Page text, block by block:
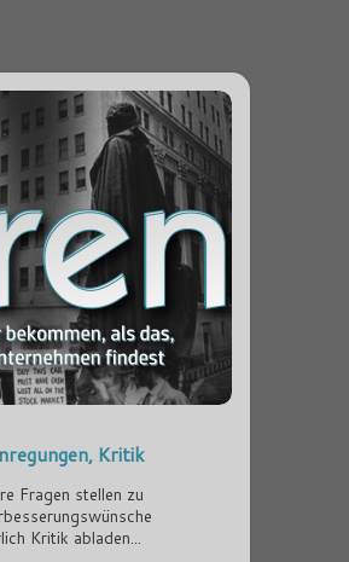
Kritik
Fragen stellen zu
Kritik abladen...